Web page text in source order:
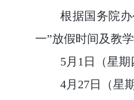
根据国务院
一”放假时间及教
5月1日（星
4月27日（星